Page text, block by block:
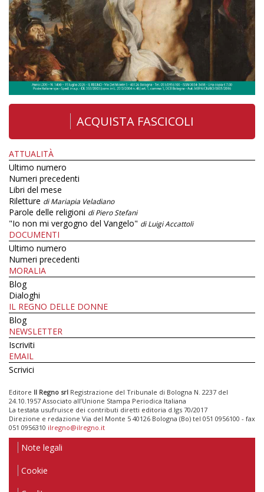
ACQUISTA FASCICOLI
ATTUALITÀ
Ultimo numero
Numeri precedenti
Libri del mese
Riletture di Mariapia Veladiano
Parole delle religioni di Piero Stefani
"Io non mi vergogno del Vangelo" di Luigi Accattoli
DOCUMENTI
Ultimo numero
Numeri precedenti
MORALIA
Blog
Dialoghi
IL REGNO DELLE DONNE
Blog
NEWSLETTER
Iscriviti
EMAIL
Scrivici
Editore Il Regno srl Registrazione del Tribunale di Bologna N. 2237 del
24.10.1957 Associato all’Unione Stampa Periodica Italiana
La testata usufruisce dei contributi diretti editoria d.lgs 70/2017
Direzione e redazione Via del Monte 5 40126 Bologna (Bo) tel 051 0956100 - fax
051 0956310 ilregno@ilregno.it
Note legali
Cookie